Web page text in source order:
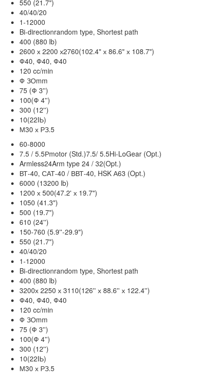
550 (21.7")
40/40/20
1-12000
Bi-directionrandom type, Shortest path
400 (880 lb)
2600 х 2200 х2760(102.4" х 86.6" х 108.7")
Ф40, Ф40, Ф40
120 cc/min
Ф ЗОmm
75 (Ф 3'')
100(Ф 4'')
300 (12'')
10(22IЬ)
М30 х РЗ.5
60-8000
7.5 / 5.5Рmotor (Std.)7.5/ 5.5Hi-LoGear (Opt.)
Armless24Arm type 24 / 32(Opt.)
ВТ-40, САТ-40 / ВВТ-40, HSK А63 (Opt.)
6000 (13200 lb)
1200 х 500(47.2' х 19.7")
1050 (41.3")
500 (19.7")
610 (24'')
150-760 (5.9''-29.9")
550 (21.7")
40/40/20
1-12000
Bi-directionrandom type, Shortest path
400 (880 lb)
3200х 2250 х 3110(126'' х 88.6'' х 122.4'')
Ф40, Ф40, Ф40
120 cc/min
Ф ЗОmm
75 (Ф 3'')
100(Ф 4'')
300 (12'')
10(22IЬ)
М30 х РЗ.5